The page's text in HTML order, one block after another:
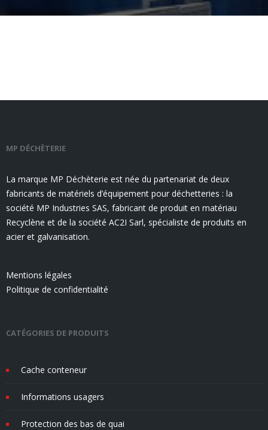
MP DÉCHÈTERIE
La marque MP Déchèterie est née du partenariat de deux
fabricants de matériels d’équipement pour déchetteries : la
société MP Industries SAS, fabricant de produit en matériau
Recyclène et de la société AC2I Sarl, spécialiste de produits en
acier et galvanisation.
Mentions légales
Politique de confidentialité
CATÉGORIES DE PRODUITS
Cache conteneur
Informations usagers
Protection des bas de quai